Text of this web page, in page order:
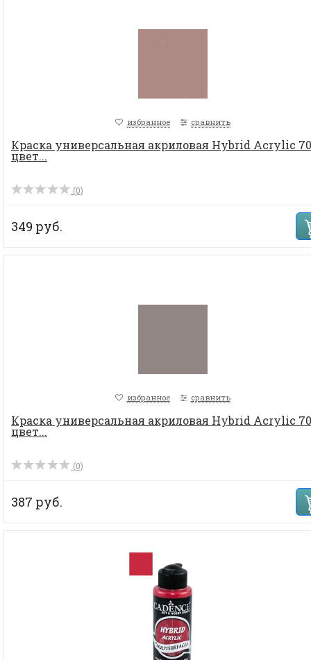
избранное сравнить
Краска универсальная акриловая Hybrid Acrylic
цвет...
(0)
349 руб.
избранное сравнить
Краска универсальная акриловая Hybrid Acrylic
цвет...
(0)
387 руб.